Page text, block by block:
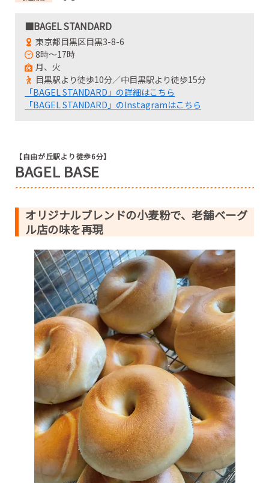
■BAGEL STANDARD
東京都目黒区目黒3-8-6
8時～17時
月、火
目黒駅より徒歩10分／中目黒駅より徒歩15分
「BAGEL STANDARD」の詳細はこちら
「BAGEL STANDARD」のInstagramはこちら
【自由が丘駅より徒歩6分】
BAGEL BASE
オリジナルブレンドの小麦粉で、老舗ベーグ
ル店の味を再現